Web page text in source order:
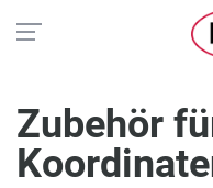
Zubehör